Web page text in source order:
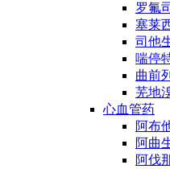
罗氟
塞莱
司他
喘停
曲前
芜地
心血管药
阿布
阿曲
阿伐